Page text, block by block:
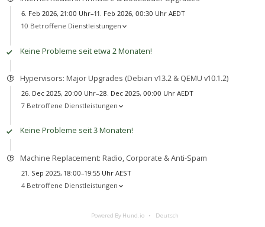
6. Feb 2026, 21:00 Uhr–11. Feb 2026, 00:30 Uhr AEDT
10 Betroffene Dienstleistungen
Keine Probleme seit etwa 2 Monaten!
Hypervisors: Major Upgrades (Debian v13.2 & QEMU v10.1.2)
26. Dec 2025, 20:00 Uhr–28. Dec 2025, 00:00 Uhr AEDT
7 Betroffene Dienstleistungen
Keine Probleme seit 3 Monaten!
Machine Replacement: Radio, Corporate & Anti-Spam
21. Sep 2025, 18:00–19:55 Uhr AEST
4 Betroffene Dienstleistungen
Powered By Hund.io Deutsch